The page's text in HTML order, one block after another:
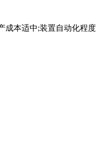
成本适中;装置自动化程度